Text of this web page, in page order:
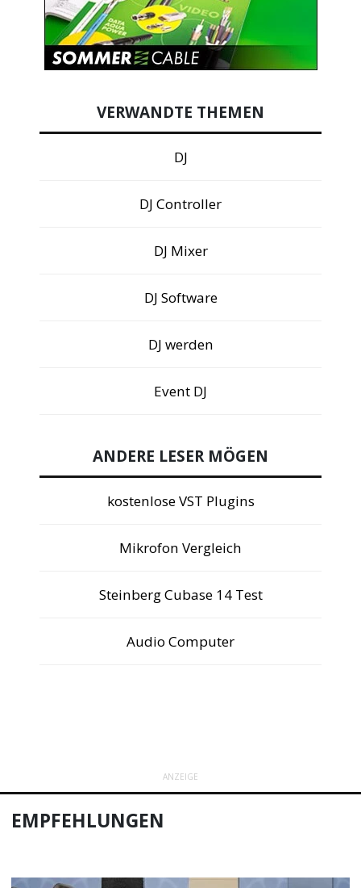
VERWANDTE THEMEN
DJ
DJ Controller
DJ Mixer
DJ Software
DJ werden
Event DJ
ANDERE LESER MÖGEN
kostenlose VST Plugins
Mikrofon Vergleich
Steinberg Cubase 14 Test
Audio Computer
ANZEIGE
EMPFEHLUNGEN